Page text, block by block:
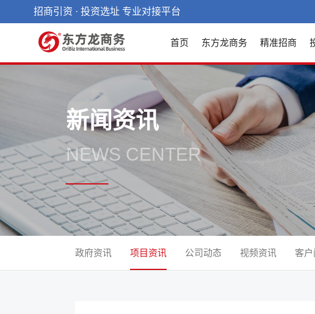
招商引资 · 投资选址 专业对接平台
首页 东方龙商务 精准招商
新闻资讯
NEWS CENTER
政府资讯 项目资讯 公司动态 视频资讯 客